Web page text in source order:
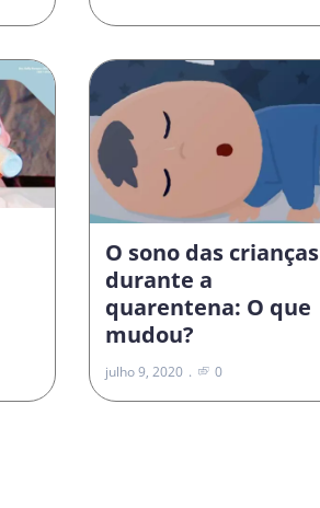
O sono das crianças
durante a
quarentena: O que
mudou?
julho 9, 2020 0